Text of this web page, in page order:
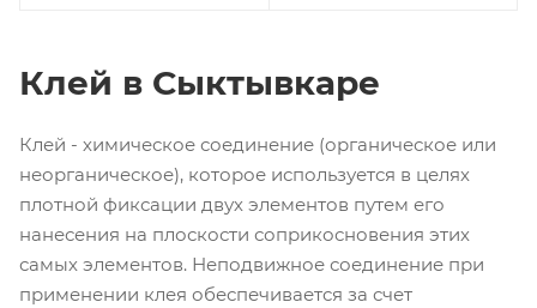
Клей в Сыктывкаре
Клей - химическое соединение (органическое или
неорганическое), которое используется в целях
плотной фиксации двух элементов путем его
нанесения на плоскости соприкосновения этих
самых элементов. Неподвижное соединение при
применении клея обеспечивается за счет